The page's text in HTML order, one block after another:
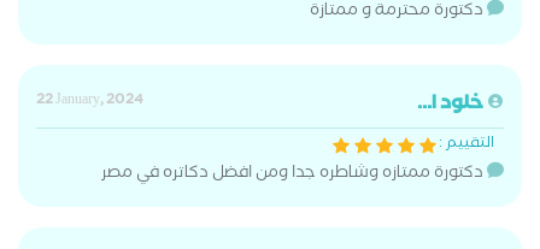
دكتورة محترمة و ممتازة
خلود ا...
22 January, 2024
التقييم :
دكتورة ممتازه وشاطره جدا ومن افضل دكاتره في مصر